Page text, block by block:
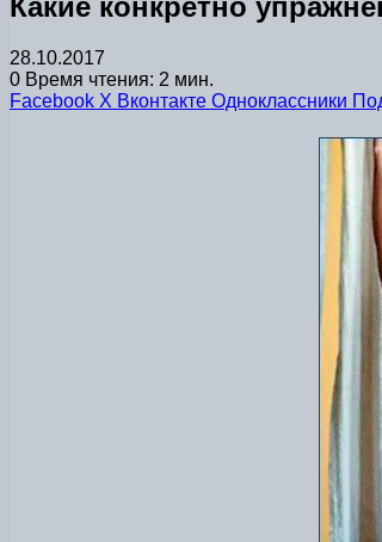
Какие конкретно
28.10.2017
0 Время чтения: 2 мин.
Facebook X Вконтакте Одноклассники